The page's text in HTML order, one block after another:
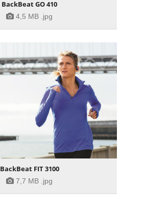
BackBeat GO 410
4,5 MB .jpg
BackBeat FIT 3100
7,7 MB .jpg